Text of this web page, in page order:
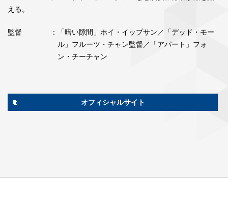
える。
監督
：「暗い隙間」ホイ・イップサン／「デッド・モー
ル」フルーツ・チャン監督／「アパート」フォ
ン・チーチャン
オフィシャルサイト